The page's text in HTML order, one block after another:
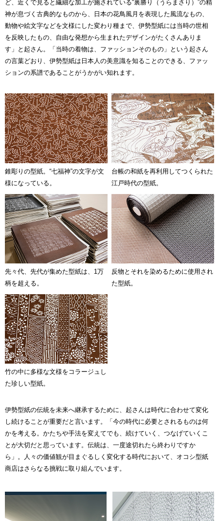
ど、近くで見ると繊細な加工が施されている“裏勝り（うらまさり）”の精
神が息づく古典的なものから、日本の花鳥風月を表現した風流なもの、
動物や絵文字などを文様にした変わり種まで、伊勢型紙には当時の世相
を反映したもの、自由な発想から生まれたデザインがたくさんありま
す」と起さん。「当時の着物は、ファッションそのもの」という起さん
の言葉どおり、伊勢型紙は日本人の美意識を知ることのできる、ファッ
ションの系譜であることがうかがい知れます。
錐彫りの型紙。“七福神”の文字が文
様になっている。
台帳の和紙を再利用してつくられた
江戸時代の型紙。
先々代、先代が集めた型紙は、1万
柄を超える。
反物とそれを染めるために使用され
た型紙。
竹の中に多様な文様をコラージュし
た珍しい型紙。
伊勢型紙の伝統を未来へ継承するために、起さんは時代に合わせて変化
し続けることが重要だと言います。「今の時代に必要とされるものは何
かを考える。かたちや手法を変えてでも、続けていく、つなげていくこ
とが大切だと思っています。伝統は、一度途切れたら終わりですか
ら」。人々の価値観が目まぐるしく変化する時代において、オコシ型紙
商店はさらなる挑戦に取り組んでいます。